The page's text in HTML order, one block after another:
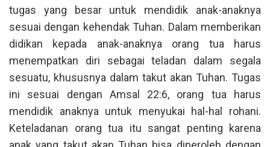
tugas yang besar untuk mendidik anak-anaknya
sesuai dengan kehendak Tuhan. Dalam memberikan
didikan kepada anak-anaknya orang tua harus
menempatkan diri sebagai teladan dalam segala
sesuatu, khususnya dalam takut akan Tuhan. Tugas
ini sesuai dengan Amsal 22:6, orang tua harus
mendidik anaknya untuk menyukai hal-hal rohani.
Keteladanan orang tua itu sangat penting karena